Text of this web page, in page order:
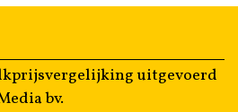
uitgevoerd
bv.